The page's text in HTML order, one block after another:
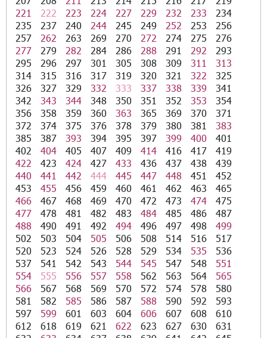
221
222 223 224 227 229 232 233
234
235
237 240 244 245 249 252 253
256
257
262 263 269 270 272 274 275
276
277
279 282 284 286 288 291 292
293
295
296 297 301 305 308 309 311
313
314
315 316 317 319 320 321 322
325
326
327 329 332 333 337 338 339
341
342
343 344 348 350 351 352 353
354
356
358 359 360 363 365 369 370
371
372
374 375 376 378 379 380 381
383
385
387 393 394 395 397 399 400
401
402
404 405 407 409 414 416 417
419
422
423 424 427 433 436 437 438
439
440
441 442 444 445 447 448 451
452
453
455 456 459 460 461 462 463
465
466
467 468 469 470 472 473 474
475
477
478 481 482 483 484 485 486
487
488
490 491 492 494 496 497 498
499
502
503 504 505 506 508 514 516
517
520
523 524 526 528 529 534 535
536
537
541 542 543 544 545 547 548
551
554
555 556 557 558 562 563 564
565
566
567 568 569 570 572 574 578
580
581
582 585 586 587 588 590 592
593
597
599 601 603 604 606 607 608
610
612
618 619 621 622 623 627 630
631